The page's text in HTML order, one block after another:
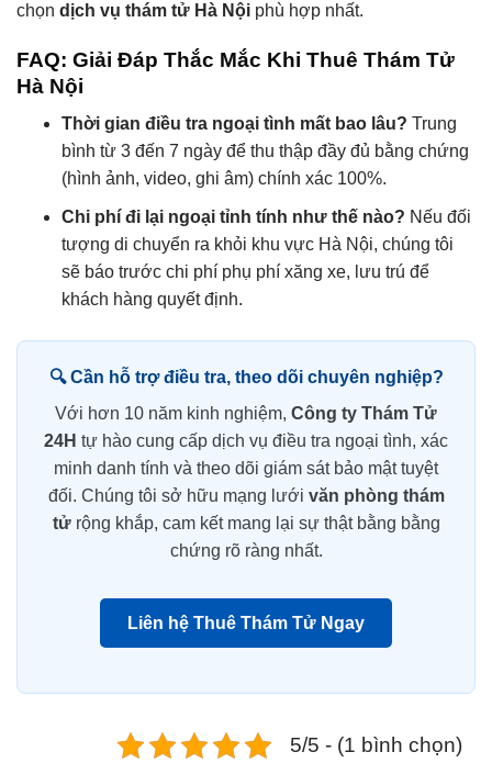
chọn dịch vụ thám tử Hà Nội phù hợp nhất.
FAQ: Giải Đáp Thắc Mắc Khi Thuê Thám Tử
Hà Nội
Thời gian điều tra ngoại tình mất bao lâu? Trung
bình từ 3 đến 7 ngày để thu thập đầy đủ bằng chứng
(hình ảnh, video, ghi âm) chính xác 100%.
Chi phí đi lại ngoại tỉnh tính như thế nào? Nếu đối
tượng di chuyển ra khỏi khu vực Hà Nội, chúng tôi
sẽ báo trước chi phí phụ phí xăng xe, lưu trú để
khách hàng quyết định.
🔍 Cần hỗ trợ điều tra, theo dõi chuyên nghiệp?
Với hơn 10 năm kinh nghiệm, Công ty Thám Tử
24H tự hào cung cấp dịch vụ điều tra ngoại tình, xác
minh danh tính và theo dõi giám sát bảo mật tuyệt
đối. Chúng tôi sở hữu mạng lưới văn phòng thám
tửrộng khắp, cam kết mang lại sự thật bằng bằng
chứng rõ ràng nhất.
Liên hệ Thuê Thám Tử Ngay
5/5 - (1 bình chọn)